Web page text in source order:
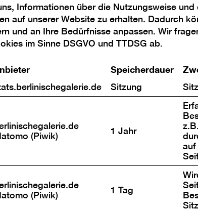
Der Himmel im
Hauptmaterial der Arbeiten von
Hildebrandt sind bespielte
und Videokassetten, die er in
Detailarbeit Zeile für Zeile
Leinwand klebt oder
weitgespannte, schwarz-
im Raum montiert.
Analyse
Cookies
Informationen über die Nutzungsweise und
auf unserer Website zu erhalten. Dadurch
und an Ihre Bedürfnisse anpassen. Wir
im Sinne DSGVO und TTDSG ab.
Speicherdauer
Sitzung
(Piwik)
1 Jahr
(Piwik)
1 Tag